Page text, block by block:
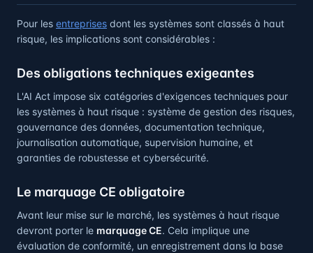
Pour les entreprises dont les systèmes sont classés à haut
risque, les implications sont considérables :
Des obligations techniques exigeantes
L'AI Act impose six catégories d'exigences techniques pour
les systèmes à haut risque : système de gestion des risques,
gouvernance des données, documentation technique,
journalisation automatique, supervision humaine, et
garanties de robustesse et cybersécurité.
Le marquage CE obligatoire
Avant leur mise sur le marché, les systèmes à haut risque
devront porter le marquage CE. Cela implique une
évaluation de conformité, un enregistrement dans la base